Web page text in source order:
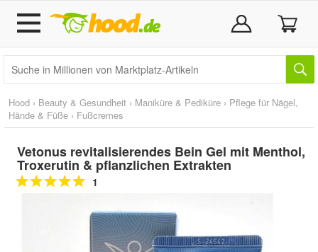
Hood › Beauty & Gesundheit › Maniküre & Pediküre › Pflege für Nägel,
Hände & Füße › Fußcremes
Vetonus revitalisierendes Bein Gel mit Menthol,
Troxerutin & pflanzlichen Extrakten
1